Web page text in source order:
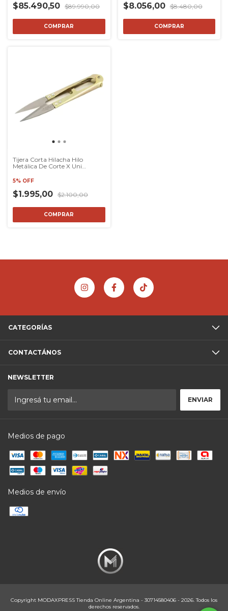
$85.490,50 $89.990,00 $8.056,00 $8.480,00
Tijera Corta Hilacha Hilo
Metálica De Corte X Uni
5% OFF
$1.995,00 $2.100,00
COMPRAR
CATEGORÍAS
CONTACTÁNOS
NEWSLETTER
Medios de pago
Medios de envío
Copyright MODAXPRESS Tienda Online Argentina - 30714580406 - 2026. Todos los
derechos reservados.